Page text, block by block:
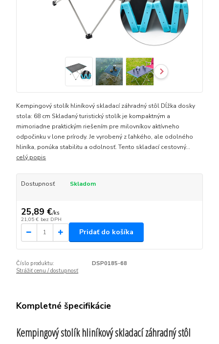
Kempingový stolík hliníkový skladací záhradný stôl Dĺžka dosky
stola: 68 cm Skladaný turistický stolík je kompaktným a
mimoriadne praktickým riešením pre milovníkov aktívneho
odpočinku v lone prírody. Je vyrobený z ľahkého, ale odolného
hliníka, ponúka stabilitu a odolnosť. Tento skladací cestovný...
celý popis
Dostupnosť Skladom
25,89 €/ks
21,05 € bez DPH
Pridať do košíka
Číslo produktu:
DSP0185-68
Strážiť cenu / dostupnosť
Kompletné špecifikácie
Kempingový stolík hliníkový skladací záhradný stôl